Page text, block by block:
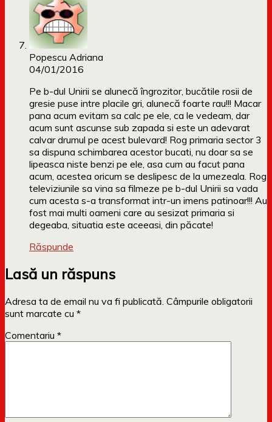
Popescu Adriana
04/01/2016
Pe b-dul Unirii se alunecă îngrozitor, bucătile rosii de
gresie puse intre placile gri, alunecă foarte rau!!! Macar
pana acum evitam sa calc pe ele, ca le vedeam, dar
acum sunt ascunse sub zapada si este un adevarat
calvar drumul pe acest bulevard! Rog primaria sector 3
sa dispuna schimbarea acestor bucati, nu doar sa se
lipeasca niste benzi pe ele, asa cum au facut pana
acum, acestea oricum se deslipesc de la umezeala. Rog
televiziunile sa vina sa filmeze pe b-dul Unirii sa vada
cum acesta s-a transformat intr-un imens patinoar!!! Au
fost mai multi oameni care au sesizat primaria si
degeaba, situatia este aceeasi, din păcate!
Răspunde
Lasă un răspuns
Adresa ta de email nu va fi publicată. Câmpurile obligatorii
sunt marcate cu *
Comentariu *